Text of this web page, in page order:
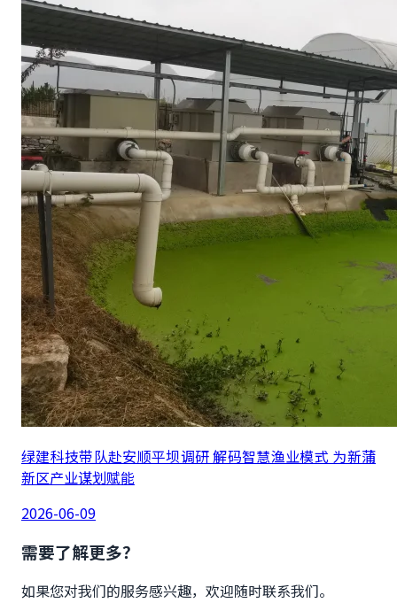
绿建科技带队赴安顺平坝调研 解码智慧渔业模式 为新蒲
新区产业谋划赋能
2026-06-09
需要了解更多？
如果您对我们的服务感兴趣，欢迎随时联系我们。